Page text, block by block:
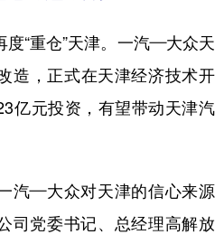
黑龙江
日本語 한국어
“重仓”天津。一汽—大众天
造，正式在天津经济技术开
亿元投资，有望带动天津汽
—大众对天津的信心来源
党委书记、总经理高解放